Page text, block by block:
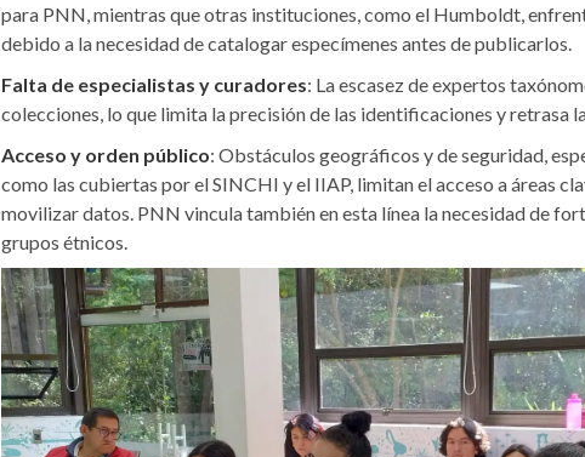
para PNN, mientras que otras instituciones, como el Humboldt,
debido a la necesidad de catalogar especímenes antes de publicarlos.
Falta de especialistas y curadores: La escasez de expertos
colecciones, lo que limita la precisión de las identificaciones y retrasa
Acceso y orden público: Obstáculos geográficos y de seguridad,
como las cubiertas por el SINCHI y el IIAP, limitan el acceso a áreas
movilizar datos. PNN vincula también en esta línea la necesidad de
grupos étnicos.